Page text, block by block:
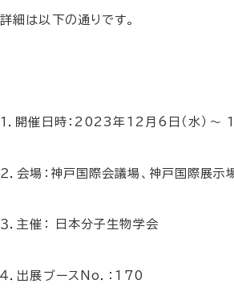
詳細は以下の通りです。
１．開催日時：2023年12月6日（水）～
２．会場：神戸国際会議場、神戸国際展示
３．主催： 日本分子生物学会
４．出展ブースNo．：170